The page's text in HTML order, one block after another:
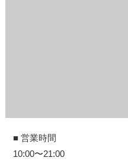
■ 営業時間
10:00〜21:00